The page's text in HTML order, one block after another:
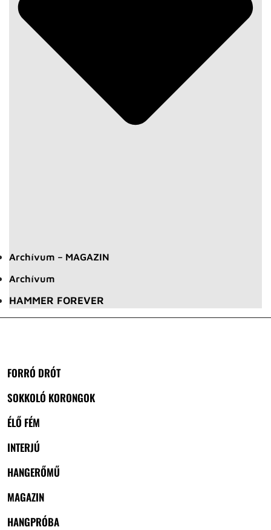
Archívum – MAGAZIN
Archívum
HAMMER FOREVER
FORRÓ DRÓT
SOKKOLÓ KORONGOK
ÉLŐ FÉM
INTERJÚ
HANGERŐMŰ
MAGAZIN
HANGPRÓBA